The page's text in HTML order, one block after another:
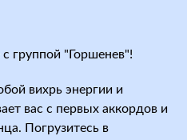
группой "Горшенев"!
вихрь энергии и
вас с первых аккордов и
Погрузитесь в